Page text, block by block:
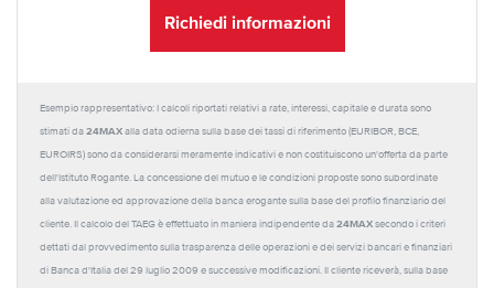
Richiedi informazioni
Esempio rappresentativo: I calcoli riportati relativi a rate, interessi, capitale e durata sono
stimati da 24MAX alla data odierna sulla base dei tassi di riferimento (EURIBOR, BCE,
EUROIRS) sono da considerarsi meramente indicativi e non costituiscono un'offerta da parte
dell'Istituto Rogante. La concessione del mutuo e le condizioni proposte sono subordinate
alla valutazione ed approvazione della banca erogante sulla base del profilo finanziario del
cliente. Il calcolo del TAEG è effettuato in maniera indipendente da 24MAX secondo i criteri
dettati dal provvedimento sulla trasparenza delle operazioni e dei servizi bancari e finanziari
di Banca d'Italia del 29 luglio 2009 e successive modificazioni. Il cliente riceverà, sulla base